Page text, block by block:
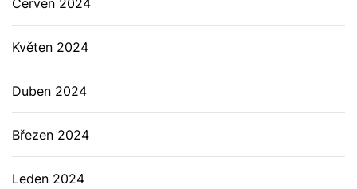
Květen 2024
Duben 2024
Březen 2024
Leden 2024